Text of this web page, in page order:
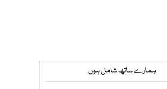
ہمارے ساتھ شامل ہوں